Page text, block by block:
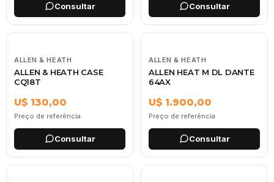
Consultar Consultar
ALLEN & HEATH
ALLEN & HEATH CASE
CQ18T
U$ 130,00
Preço de referência
Consultar
ALLEN & HEATH
ALLEN HEAT M DL DANTE
64AX
U$ 1.900,00
Preço de referência
Consultar